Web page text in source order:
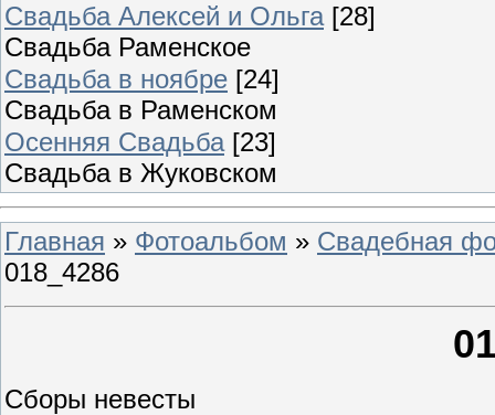
Свадьба Алексей и Ольга [28]
Свадьба Раменское
Свадьба в ноябре [24]
Свадьба в Раменском
Осенняя Свадьба [23]
Свадьба в Жуковском
Главная » Фотоальбом » Свадебная
018_4286
Сборы невесты